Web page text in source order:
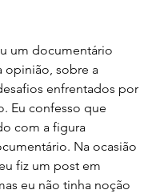
um documentário
opinião, sobre a
enfrentados por
Eu confesso que
com a figura
Na ocasião
fiz um post em
eu não tinha noção